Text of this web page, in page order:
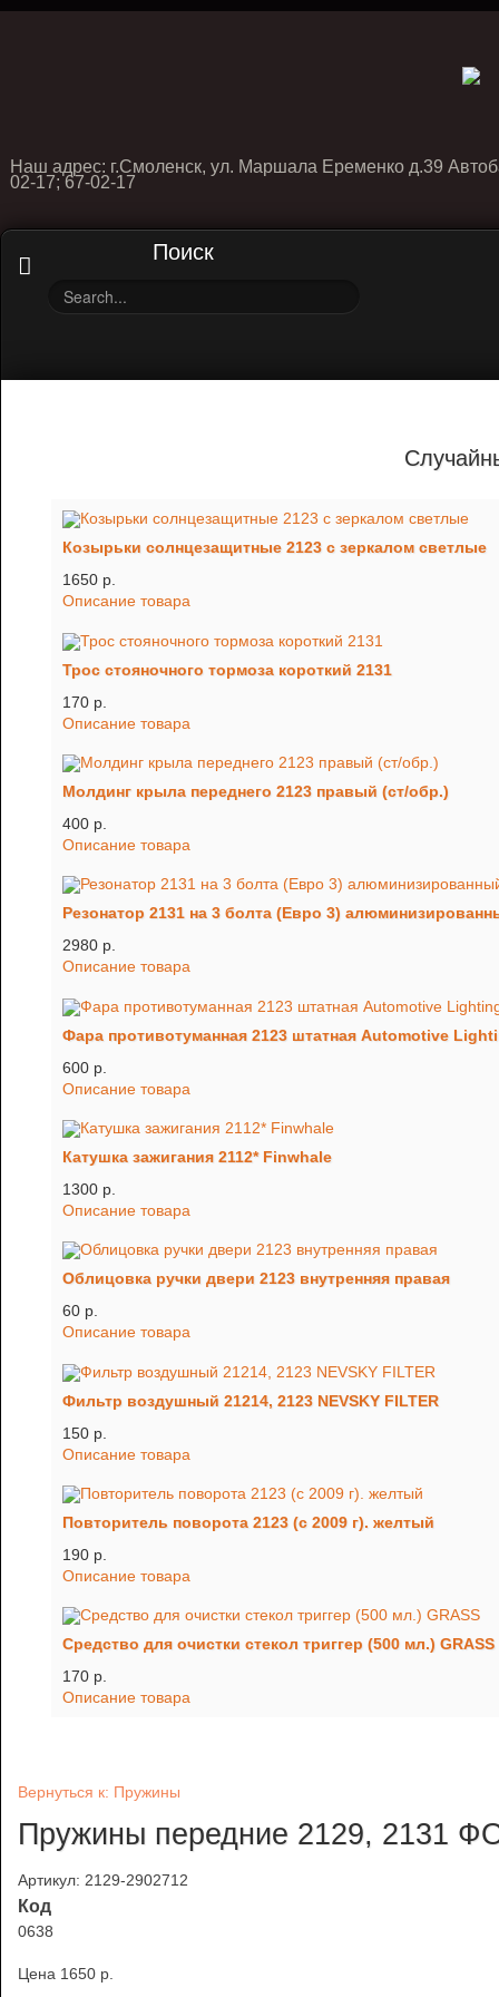
Наш адрес: г.Смоленск, ул. Маршала Еременко д.39
02-17; 67-02-17
Поиск
Козырьки солнцезащитные 2123 с зеркалом светлые
1650 p.
Описание товара
Трос стояночного тормоза короткий 2131
170 p.
Описание товара
Молдинг крыла переднего 2123 правый (ст/обр.)
400 p.
Описание товара
Резонатор 2131 на 3 болта (Евро 3)
2980 p.
Описание товара
Фара противотуманная 2123 штатная Automotive
600 p.
Описание товара
Катушка зажигания 2112* Finwhale
1300 p.
Описание товара
Облицовка ручки двери 2123 внутренняя правая
60 p.
Описание товара
Фильтр воздушный 21214, 2123 NEVSKY FILTER
150 p.
Описание товара
Повторитель поворота 2123 (с 2009 г). желтый
190 p.
Описание товара
Средство для очистки стекол триггер (500 мл.) GRASS
170 p.
Описание товара
Вернуться к: Пружины
Пружины передние 2129, 2131
Артикул: 2129-2902712
Код
0638
Цена 1650 p.